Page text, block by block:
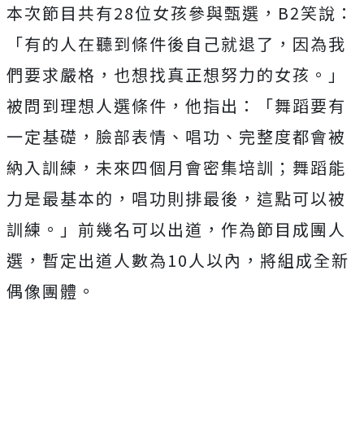
本次節目共有28位女孩參與甄選， B2笑說：
「有的人在聽到條件後自己就退了，因為我
們要求嚴格，也想找真正想努力的女孩。」
被問到理想人選條件，他指出：「舞蹈要有
一定基礎，臉部表情、唱功、完整度都會被
納入訓練，未來四個月會密集培訓；舞蹈能
力是最基本的，唱功則排最後，這點可以被
訓練。」前幾名可以出道，作為節目成團人
選，暫定出道人數為10人以內，將組成全新
偶像團體。